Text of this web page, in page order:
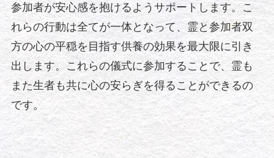
参加者が安心感を抱けるようサポートします。こ
れらの行動は全てが一体となって、霊と参加者双
方の心の平穏を目指す供養の効果を最大限に引き
出します。これらの儀式に参加することで、霊も
また生者も共に心の安らぎを得ることができるの
です。